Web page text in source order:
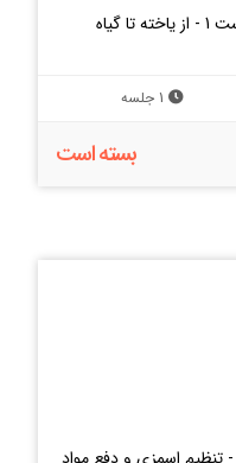
1 جلسه
بسته است
دوره آفلاین زیست مبحثی زیست 1 - تنظیم اسمزی و دفع مواد